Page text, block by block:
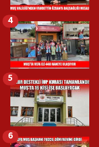
4
5
6